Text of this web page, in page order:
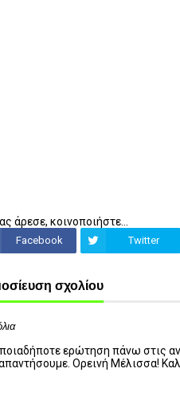
άρεσε, κοινοποιήστε...
Facebook Twitter
σχολίου
ερώτηση πάνω στις
Ορεινή Μέλισσα!